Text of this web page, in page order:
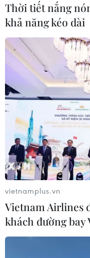
Thời tiết nắng
khả năng kéo dài
vietnamplus.vn
Vietnam Airlines
khách đường bay